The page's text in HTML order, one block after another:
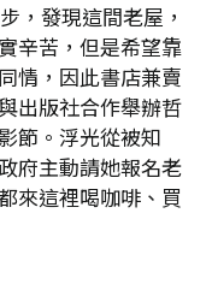
，發現這間老屋，
辛苦，但是希望靠
情，因此書店兼賣
出版社合作舉辦哲
節。浮光從被知
府主動請她報名老
來這裡喝咖啡、買